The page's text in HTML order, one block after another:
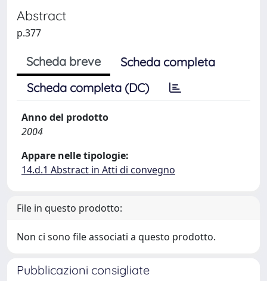
Abstract
p.377
Scheda breve
Scheda completa
Scheda completa (DC)
Anno del prodotto
2004
Appare nelle tipologie:
14.d.1 Abstract in Atti di convegno
File in questo prodotto:
Non ci sono file associati a questo prodotto.
Pubblicazioni consigliate